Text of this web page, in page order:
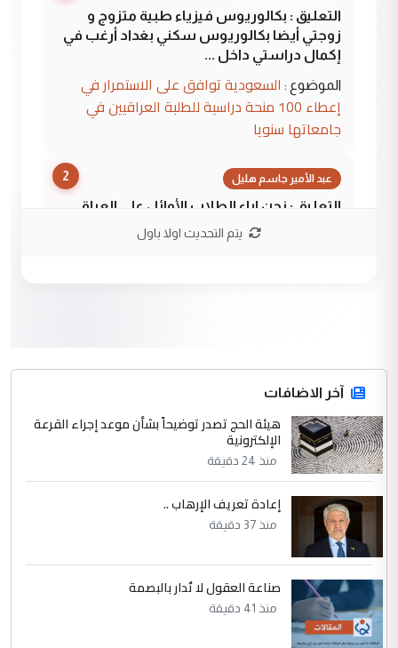
التعليق : بكالوريوس فيزياء طبية متزوج و
زوجتي أيضا بكالوريوس سكني بغداد أرغب في
إكمال دراستي داخل ...
الموضوع : السعودية توافق على الاستمرار في
إعطاء 100 منحة دراسية للطلبة العراقيين في
جامعاتها سنويا
2 عبد الأمير جاسم هليل
التعليق : نحن اباء الطلاب الأوائل على العراق
نتشرف بلقاء السيد احمد الصافي في العتبات
التعليق : قرار مستعجل جدا ولامصلحة فيه
للوزاره ولا للمواطن القرار الصائب يكون بعد
الاستماع للمدير ومغرفة ...
الموضوع :
وزير الصحة يعفي مدير مستشفى الكرخ
العام في بغداد
سردار
التعليق : واحد من عصابة علي ماما يسقط
جنسية الرافد الثالث للعراق ومن اصول عريقة
ابا فرات ...
الموضوع :
الجواهري يرد على صدام حسين سل
مضجعيك يابن الزنا (نص كامل)
يتم التحديث اولا باول
آخر الاضافات
هيئة الحج تصدر توضيحاً بشأن موعد إجراء القرعة
الإلكترونية
منذ 24 دقيقة
إعادة تعريف الإرهاب ..
منذ 37 دقيقة
صناعة العقول لا تُدار بالبصمة
منذ 41 دقيقة